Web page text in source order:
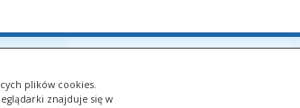
plików cookies.
znajduje się w